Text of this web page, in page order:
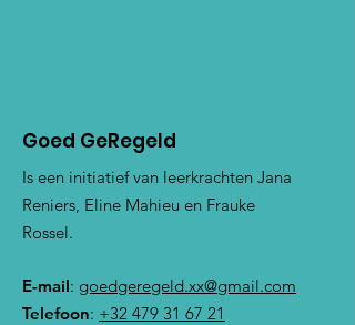
Goed GeRegeld
Is een initiatief van leerkrachten Jana
Reniers, Eline Mahieu en Frauke
Rossel.
E-mail: goedgeregeld.xx@gmail.com
Telefoon: +32 479 31 67 21